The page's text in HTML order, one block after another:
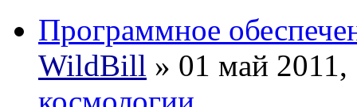
Программное
WildBill » 01 май